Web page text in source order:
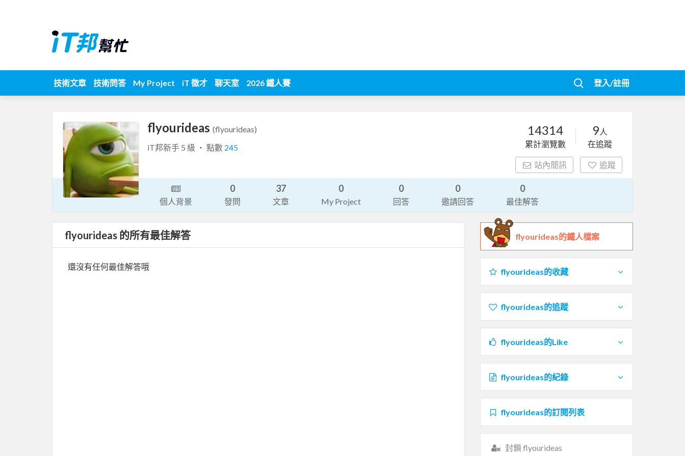
技術文章 技術問答 My Project iT 徵才 聊天室 2026 鐵人賽 登入/註冊
flyourideas (flyourideas)
iT邦新手 5 級 ‧ 點數 245
14314
累計瀏覽數
9人
在追蹤
站內簡訊 追蹤
個人背景
0
發問
37
文章
0
My Project
0
回答
0
邀請回答
0
最佳解答
flyourideas 的所有最佳解答
還沒有任何最佳解答哦
flyourideas的鐵人檔案
flyourideas的收藏
flyourideas的追蹤
flyourideas的Like
flyourideas的紀錄
flyourideas的訂閱列表
封鎖 flyourideas